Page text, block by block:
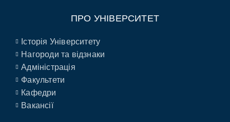
ПРО УНІВЕРСИТЕТ
Історія Університету
Нагороди та відзнаки
Адміністрація
Факультети
Кафедри
Вакансії